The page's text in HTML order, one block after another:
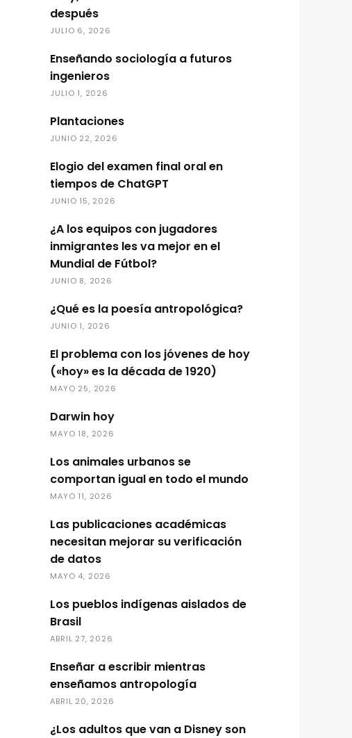
después
JULIO 6, 2026
Enseñando sociología a futuros
ingenieros
JULIO 1, 2026
Plantaciones
JUNIO 22, 2026
Elogio del examen final oral en
tiempos de ChatGPT
JUNIO 15, 2026
¿A los equipos con jugadores
inmigrantes les va mejor en el
Mundial de Fútbol?
JUNIO 8, 2026
¿Qué es la poesía antropológica?
JUNIO 1, 2026
El problema con los jóvenes de hoy
(«hoy» es la década de 1920)
MAYO 25, 2026
Darwin hoy
MAYO 18, 2026
Los animales urbanos se
comportan igual en todo el mundo
MAYO 11, 2026
Las publicaciones académicas
necesitan mejorar su verificación
de datos
MAYO 4, 2026
Los pueblos indígenas aislados de
Brasil
ABRIL 27, 2026
Enseñar a escribir mientras
enseñamos antropología
ABRIL 20, 2026
¿Los adultos que van a Disney son